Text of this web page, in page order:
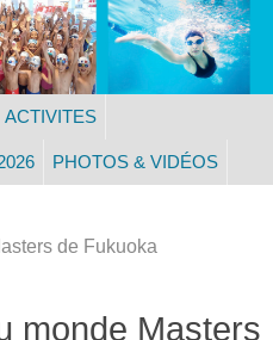
ACTIVITES
PHOTOS & VIDÉOS
de Fukuoka
monde Masters